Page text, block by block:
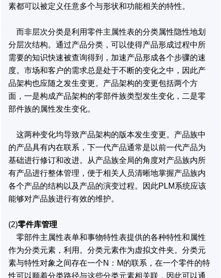
素都可以被定义任意多个与形状和功能相关的特性。
而非层次分类是利用零件主属性表的分类属性隐性地划
分层次结构。通过产品分类，可以使得产品形成过程中所
需要的知识快速被查询得到，加速产品形成各个步骤的速
度。市场和客户的需求总是处于不断的变化之中，因此产
品架构也应随之发生变更。产品架构的变更包括两个方
面，一是构成产品架构的零部件族类型发生变化，二是零
部件族的属性发生变化。
这两种变化均导致产品架构的版本发生变更。产品族中
的产品具有内在联系，下一代产品通常是以前一代产品为
基础进行修订和改进。从产品族全局的角度对产品族内所
有产品进行整体管理，便于相关人员清晰地掌握产品族内
各个产品的结构以及产品的演变过程。因此PLM系统应该
能够对产品族进行有效的维护。
(2)零件库管理
零部件主属性表单和事物特性表提供的各种特性和属性
作为分类元素，利用。分类元素作为虚拟文件夹。分类元
素与特性对象之间存在一个N：M的联系，在一个零件的特
性可以顺着分类路径与这些分类元素相关联，因此可以通